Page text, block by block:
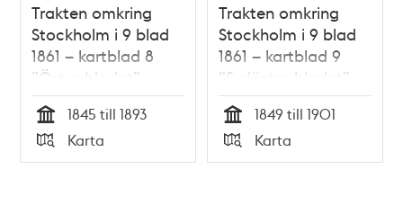
Trakten omkring
Stockholm i 9 blad
1861 – kartblad 8
”Östra bladet”,
översett 1893
Tid
1845 till 1893
Typ
Karta
Trakten omkring
Stockholm i 9 blad
1861 – kartblad 9
”Sydöstra bladet”,
översett 1893
Tid
1849 till 1901
Typ
Karta